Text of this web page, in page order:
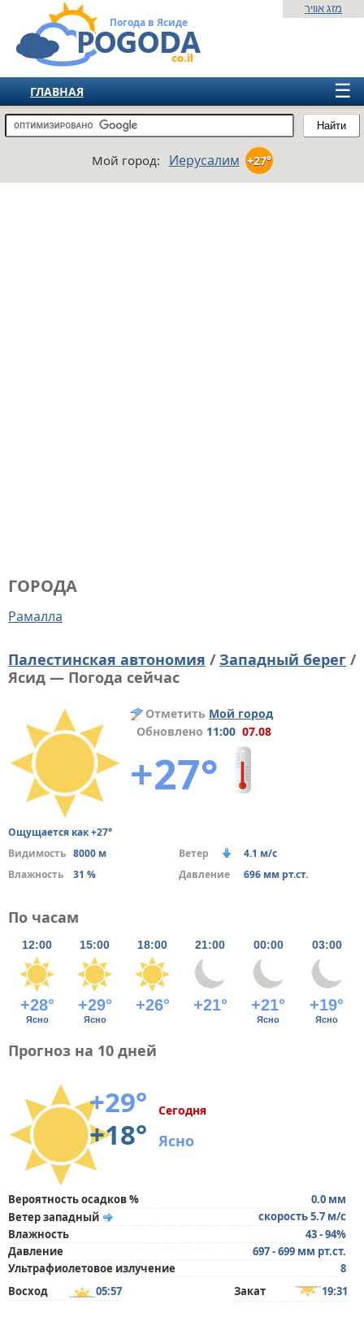
Погода в Ясиде
Найти
מזג אוויר
☰
ГЛАВНАЯ
ИЗРАИЛЬ
ЕВРОПА
Мой город: Иерусалим +27°
ГОРОДА
Рамалла
Палестинская автономия / Западный берег /
Ясид — Погода сейчас
Отметить Мой город
Обновлено 11:00 07.08
+27°
Ощущается как +27°
Видимость 8000 м Ветер
4.1 м/с
Влажность
31 % Давление 696 мм рт.ст.
По часам
12:00 15:00 18:00 21:00 00:00 03:00
+28° +29° +26° +21° +21° +19°
Ясно Ясно Ясно Ясно
Прогноз на 10 дней
+29°
+18°
Сегодня
Ясно
Вероятность осадков %
0.0 мм
Ветер западный
скорость 5.7 м/с
Влажность
43 - 94%
Давление
697 - 699 мм рт.ст.
Ультрафиолетовое излучение
8
Восход
05:57 Закат 19:31